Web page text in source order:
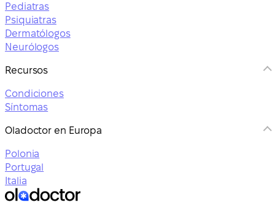
Pediatras
Psiquiatras
Dermatólogos
Neurólogos
Recursos
Condiciones
Síntomas
Oladoctor en Europa
Polonia
Portugal
Italia